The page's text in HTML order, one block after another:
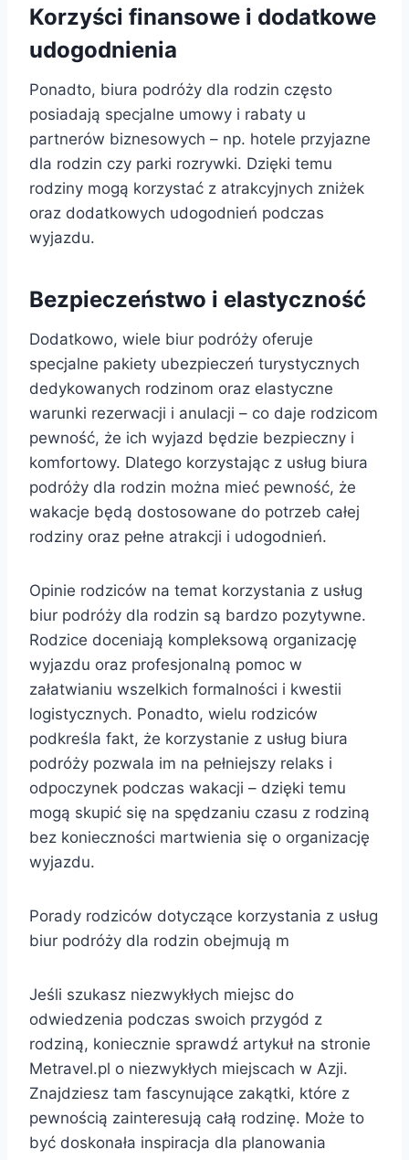
Korzyści finansowe i dodatkowe
udogodnienia
Ponadto, biura podróży dla rodzin często
posiadają specjalne umowy i rabaty u
partnerów biznesowych – np. hotele przyjazne
dla rodzin czy parki rozrywki. Dzięki temu
rodziny mogą korzystać z atrakcyjnych zniżek
oraz dodatkowych udogodnień podczas
wyjazdu.
Bezpieczeństwo i elastyczność
Dodatkowo, wiele biur podróży oferuje
specjalne pakiety ubezpieczeń turystycznych
dedykowanych rodzinom oraz elastyczne
warunki rezerwacji i anulacji – co daje rodzicom
pewność, że ich wyjazd będzie bezpieczny i
komfortowy. Dlatego korzystając z usług biura
podróży dla rodzin można mieć pewność, że
wakacje będą dostosowane do potrzeb całej
rodziny oraz pełne atrakcji i udogodnień.
Opinie rodziców na temat korzystania z usług
biur podróży dla rodzin są bardzo pozytywne.
Rodzice doceniają kompleksową organizację
wyjazdu oraz profesjonalną pomoc w
załatwianiu wszelkich formalności i kwestii
logistycznych. Ponadto, wielu rodziców
podkreśla fakt, że korzystanie z usług biura
podróży pozwala im na pełniejszy relaks i
odpoczynek podczas wakacji – dzięki temu
mogą skupić się na spędzaniu czasu z rodziną
bez konieczności martwienia się o organizację
wyjazdu.
Porady rodziców dotyczące korzystania z usług
biur podróży dla rodzin obejmują m
Jeśli szukasz niezwykłych miejsc do
odwiedzenia podczas swoich przygód z
rodziną, koniecznie sprawdź artykuł na stronie
Metravel.pl o niezwykłych miejscach w Azji.
Znajdziesz tam fascynujące zakątki, które z
pewnością zainteresują całą rodzinę. Może to
być doskonała inspiracja dla planowania